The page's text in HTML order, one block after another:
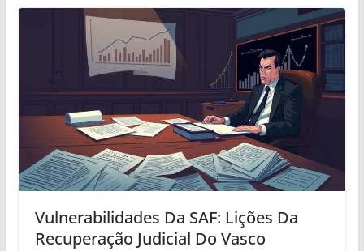
Vulnerabilidades Da SAF: Lições Da
Recuperação Judicial Do Vasco